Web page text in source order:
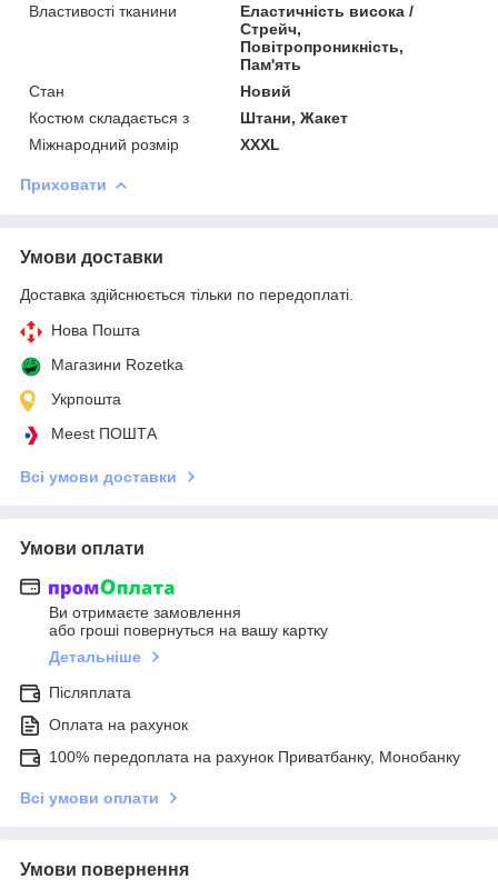
Властивості тканини
Еластичність висока /
Стрейч,
Повітропроникність,
Пам'ять
Стан
Новий
Костюм складається з
Штани, Жакет
Міжнародний розмір
XXXL
Приховати
Умови доставки
Доставка здійснюється тільки по передоплаті.
Нова Пошта
Магазини Rozetka
Укрпошта
Meest ПОШТА
Всі умови доставки
Умови оплати
Ви отримаєте замовлення
або гроші повернуться на вашу картку
Детальніше
Післяплата
Оплата на рахунок
100% передоплата на рахунок Приватбанку, Монобанку
Всі умови оплати
Умови повернення